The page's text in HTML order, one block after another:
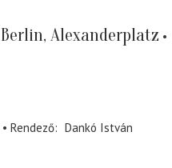
Berlin, Alexanderplatz
Rendező
Dankó István